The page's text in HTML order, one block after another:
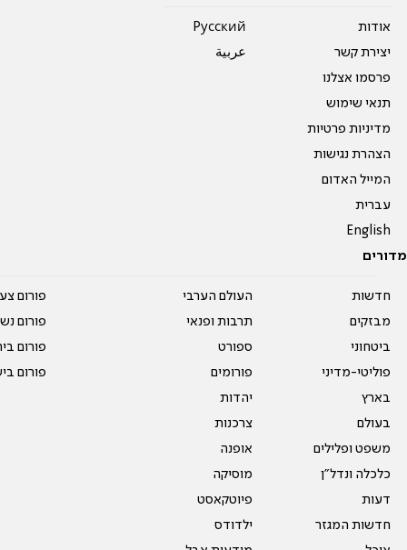
אודות
יצירת קשר
פרסמו אצלנו
תנאי שימוש
מדיניות פרטיות
הצהרת נגישות
המייל האדום
עברית
English
Pусский
عربية
מדורים
חדשות
מבזקים
ביטחוני
פוליטי-מדיני
בארץ
בעולם
משפט ופלילים
כלכלה ונדל"ן
דעות
חדשות המגזר
העולם הערבי
תרבות ופנאי
ספורט
פורומים
יהדות
צרכנות
אופנה
מוסיקה
פיוטקאסט
ילדודס
פורום
פורום
פורום
פורום